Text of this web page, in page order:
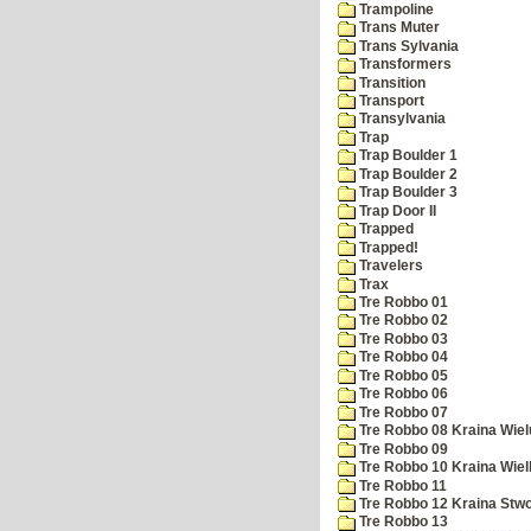
Trampoline
Trans Muter
Trans Sylvania
Transformers
Transition
Transport
Transylvania
Trap
Trap Boulder 1
Trap Boulder 2
Trap Boulder 3
Trap Door II
Trapped
Trapped!
Travelers
Trax
Tre Robbo 01
Tre Robbo 02
Tre Robbo 03
Tre Robbo 04
Tre Robbo 05
Tre Robbo 06
Tre Robbo 07
Tre Robbo 08 Kraina
Tre Robbo 09
Tre Robbo 10 Kraina
Tre Robbo 11
Tre Robbo 12 Kraina
Tre Robbo 13